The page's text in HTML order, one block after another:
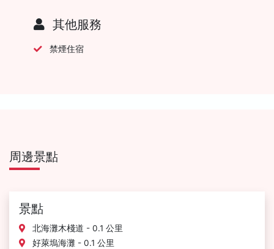
其他服務
禁煙住宿
周邊景點
景點
北海灘木棧道 - 0.1 公里
好萊塢海灘 - 0.1 公里